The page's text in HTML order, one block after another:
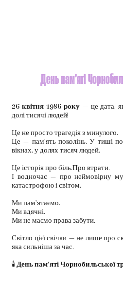
День пам’яті
26 квітня 1986 року— це дата,
долі тисячі людей!
Це не просто трагедія з минулого.
Це — пам’ять поколінь. У тиші
вікнах, у долях тисяч людей.
Це історія про біль.Про втрати.
І водночас — про неймовірну
катастрофою і світом.
Ми пам’ятаємо.
Ми вдячні.
Ми не маємо права забути.
Світло цієї свічки — не лише про
яка сильніша за час.
🕯️День пам’яті Чорнобильської